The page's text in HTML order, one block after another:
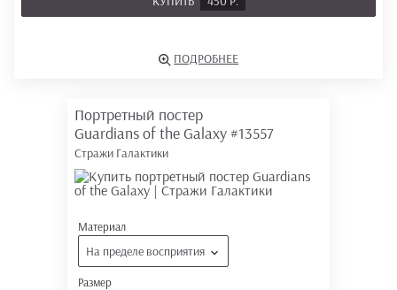
ПОДРОБНЕЕ
Портретный постер
Guardians of the Galaxy #13557
Стражи Галактики
Материал
На пределе восприятия
Размер